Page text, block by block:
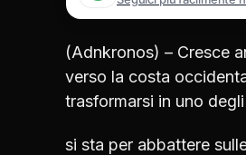
(Adnkronos) – Cresce
verso la costa
trasformarsi in uno
si sta per abbattere